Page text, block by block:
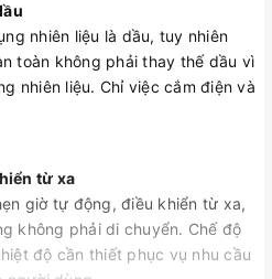
nhiên liệu là dầu, tuy nhiên
toàn không phải thay thế dầu vì
nhiên liệu. Chỉ việc cắm điện và
từ xa
giờ tự động, điều khiển từ xa,
không phải di chuyển. Chế độ
độ cần thiết phục vụ nhu cầu